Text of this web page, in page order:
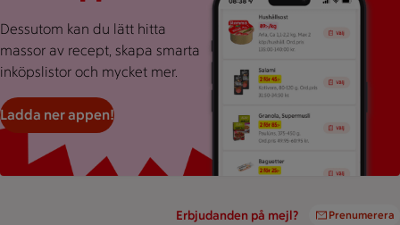
Dessutom kan du lätt hitta
massor av recept, skapa smarta
inköpslistor och mycket mer.
Ladda ner appen!
Erbjudanden på mejl? Prenumerera